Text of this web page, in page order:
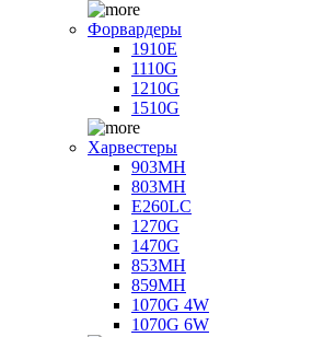
Форвардеры
1910E
1110G
1210G
1510G
Харвестеры
903MH
803MH
E260LC
1270G
1470G
853MH
859MH
1070G 4W
1070G 6W